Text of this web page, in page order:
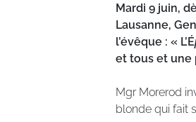
Mardi 9 juin,
Lausanne,
l’évêque : « L’É
et tous et une
Mgr Morerod
blonde qui fait